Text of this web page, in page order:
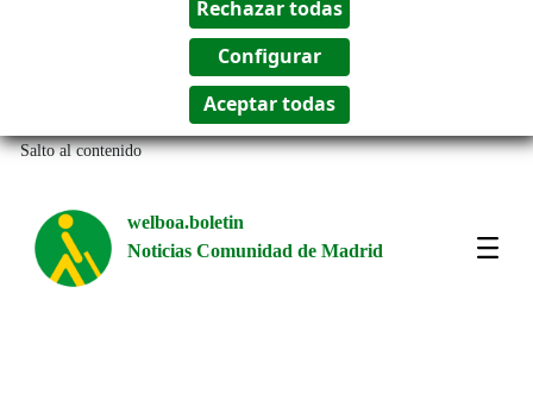
Salto al contenido
welboa.boletin
Noticias Comunidad de Madrid